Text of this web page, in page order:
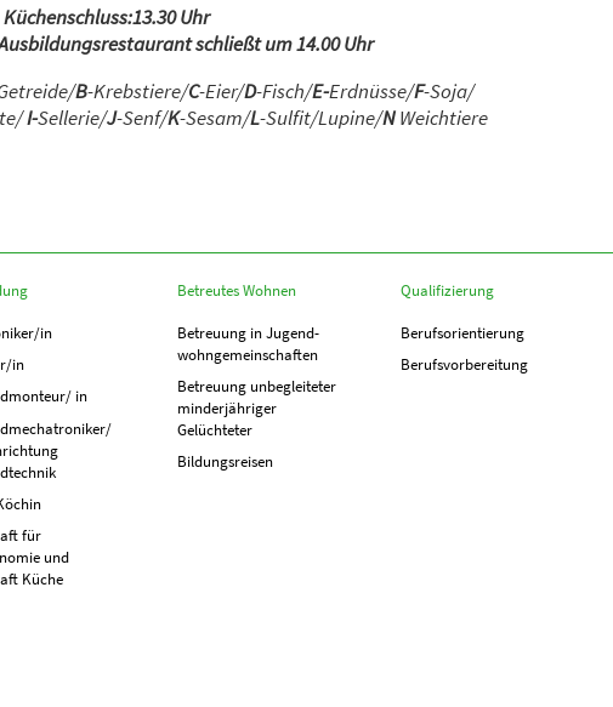
Küchenschluss:13.30 Uhr
schließt um 14.00 Uhr
B-Krebstiere/C-Eier/D-Fisch/E-Erdnüsse/F-Soja/
I-Sellerie/J-Senf/K-Sesam/L-Sulfit/Lupine/NWeichtiere
in
in
in
für
und
Küche
Betreutes Wohnen
Betreuung in Jugend­­
wohn­­gemeinschaften
Betreuung unbegleiteter
minderjähriger
Gelüchteter
Bildungsreisen
Qualifizierung
Berufs­orientierung
Berufs­vorbereitung